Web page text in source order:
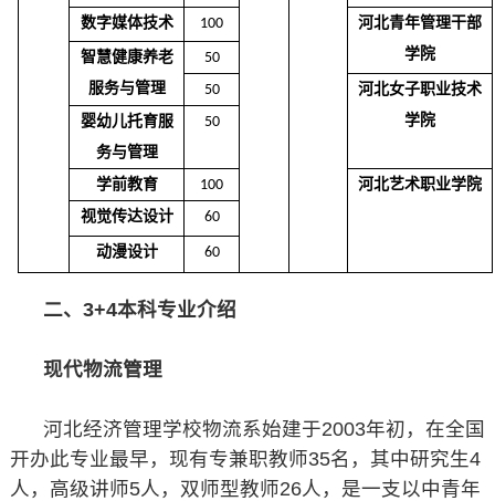
数字媒体技术
100
河北青年管理干部
学院
智慧健康养老
服务与管理
50
50
河北女子职业技术
学院
婴幼儿托育服
务与管理
50
学前教育 100
河北艺术职业学院
视觉传达设计 60
动漫设计 60
二、3+4本科专业介绍
现代物流管理
河北经济管理学校物流系始建于2003年初，在全国
开办此专业最早，现有专兼职教师35名，其中研究生4
人，高级讲师5人，双师型教师26人，是一支以中青年